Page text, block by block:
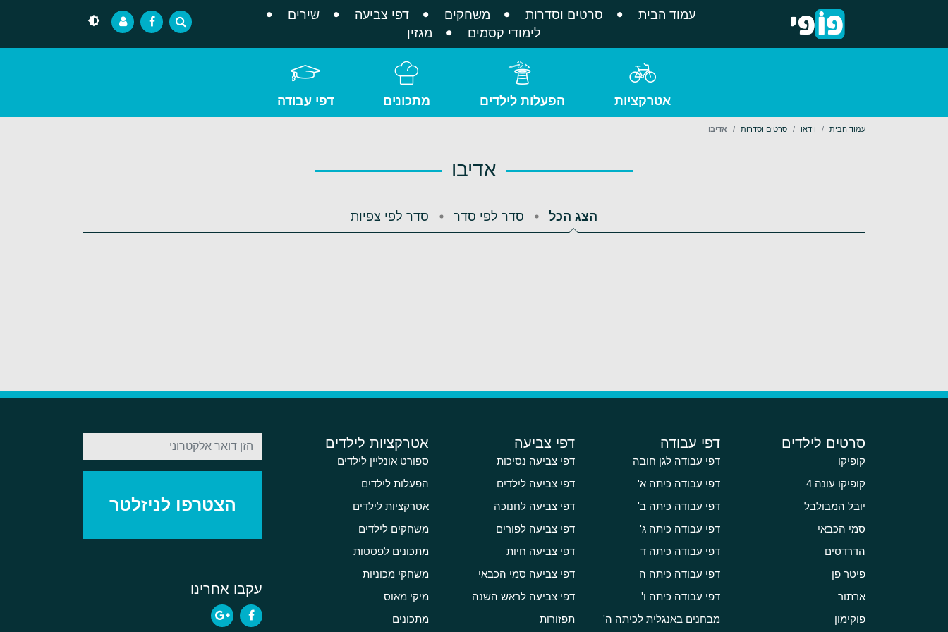
עמוד הבית סרטים וסדרות משחקים דפי צביעה
שירים
לימודי קסמים
מגזין
אטרקציות הפעלות לילדים מתכונים דפי עבודה
עמוד הבית וידאו סרטים וסדרות אדיבו
אדיבו
הצג הכל סדר לפי סדר סדר לפי צפיות
סרטים לילדים
קופיקו
קופיקו עונה 4
יובל המבולבל
סמי הכבאי
הדרדסים
פיטר פן
ארתור
פוקימון
דפי עבודה
דפי עבודה לגן חובה
דפי עבודה כיתה א'
דפי עבודה כיתה ב'
דפי עבודה כיתה ג'
דפי עבודה כיתה ד
דפי עבודה כיתה ה
דפי עבודה כיתה ו'
מבחנים באנגלית לכיתה ה'
דפי צביעה
דפי צביעה נסיכות
דפי צביעה לילדים
דפי צביעה לחנוכה
דפי צביעה לפורים
דפי צביעה חיות
דפי צביעה סמי הכבאי
דפי צביעה לראש השנה
תפזורות
אטרקציות לילדים
ספורט אונליין לילדים
הפעלות לילדים
אטרקציות לילדים
משחקים לילדים
מתכונים לפסטות
משחקי מכוניות
מיקי מאוס
מתכונים
עקבו אחרינו